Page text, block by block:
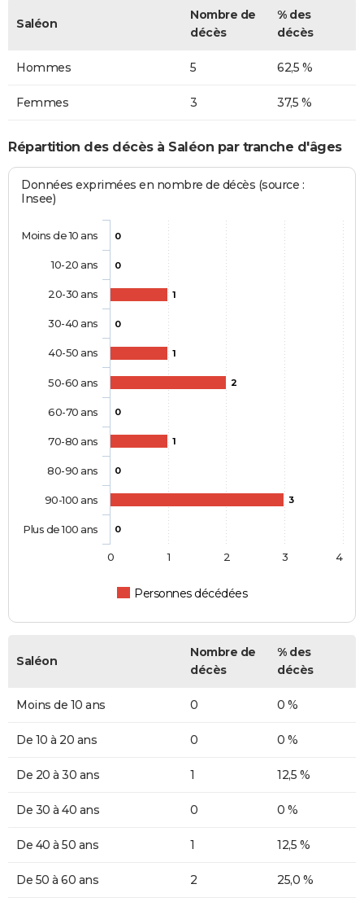
Saléon
Nombre de
décès
% des
décès
Hommes 5 62,5 %
Femmes 3 37,5 %
Répartition des décès à Saléon par tranche d'âges
Données exprimées en nombre de décès (source :
Insee)
0
0
1
0
1
2
0
1
0
3
0
Personnes décédées
Moins de 10 ans
10-20 ans
20-30 ans
30-40 ans
40-50 ans
50-60 ans
60-70 ans
70-80 ans
80-90 ans
90-100 ans
Plus de 100 ans
0 1 2 3 4
Saléon
Nombre de
décès
% des
décès
Moins de 10 ans 0 0 %
De 10 à 20 ans 0 0 %
De 20 à 30 ans 1 12,5 %
De 30 à 40 ans 0 0 %
De 40 à 50 ans 1 12,5 %
De 50 à 60 ans 2 25,0 %